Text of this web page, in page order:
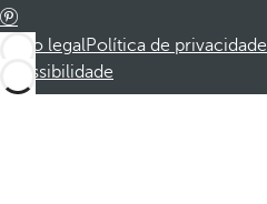
Aviso legalPolítica de privacidade
Acessibilidade